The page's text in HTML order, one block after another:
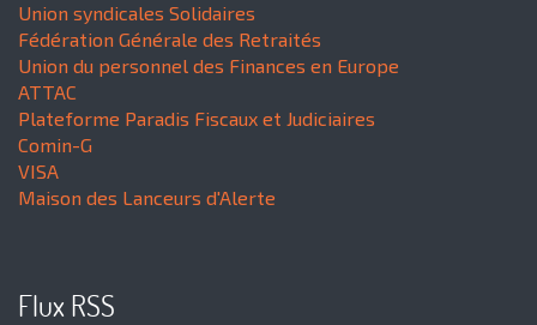
Union syndicales Solidaires
Fédération Générale des Retraités
Union du personnel des Finances en Europe
ATTAC
Plateforme Paradis Fiscaux et Judiciaires
Comin-G
VISA
Maison des Lanceurs d'Alerte
Flux RSS